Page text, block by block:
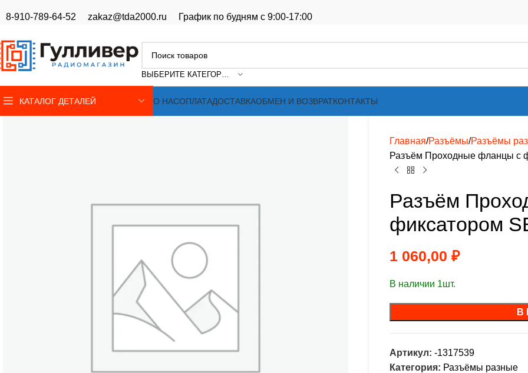
8-910-789-64-52 zakaz@tda2000.ru График по будням с 9:00-17:00
ВЫБЕРИТЕ КАТЕГОРИЮ
КАТАЛОГ ДЕТАЛЕЙ О НАСОПЛАТАДОСТАВКАОБМЕН И ВОЗВРАТКОНТАКТЫ
Главная Разъёмы Разъёмы
Разъём Проходные фланцы с
Разъём
фиксатором
1 060,00 ₽
В наличии 1шт.
В
Артикул: -1317539
Категория: Разъёмы разные